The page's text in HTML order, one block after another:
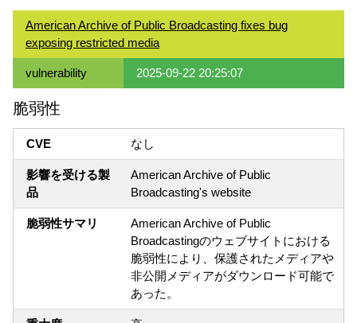
American Archive of Public Broadcasting fixes bug
exposing restricted media
vulnerability 2025-09-22 20:25:07
脆弱性
CVE なし
影響を受ける製
品
American Archive of Public
Broadcasting's website
脆弱性サマリ
American Archive of Public
Broadcastingのウェブサイトにおける
脆弱性により、保護されたメディアや
非公開メディアがダウンロード可能で
あった。